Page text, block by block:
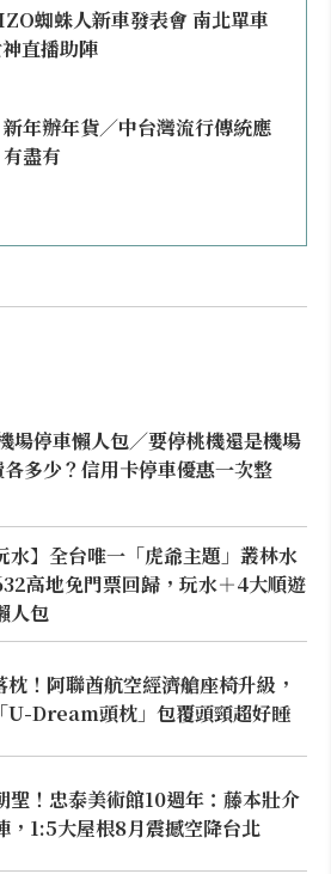
蜘蛛人新車發表會 南北單車
直播助陣
新年辦年貨／中台灣流行傳統應
有盡有
場停車懶人包／要停桃機還是機場
多少？信用卡停車優惠一次整
水】全台唯一「虎爺主題」叢林水
高地免門票回歸，玩水＋4大順遊
人包
！阿聯酋航空經濟艙座椅升級，
U-Dream頭枕」包覆頭頸超好睡
聖！忠泰美術館10週年：藤本壯介
，1:5大屋根8月震撼空降台北